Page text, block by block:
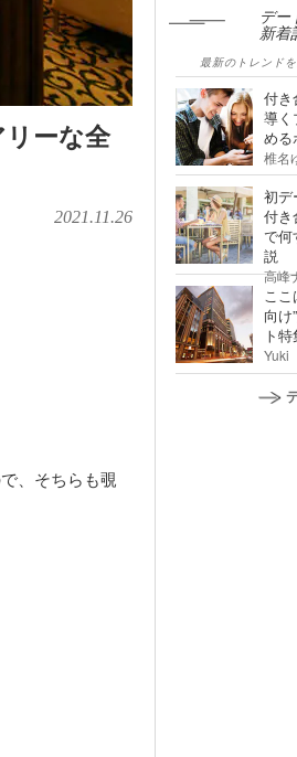
リーな全
2021.11.26
、そちらも覗
デー
新着
最新のトレンド
付き
導く
める
椎名
初デ
付き
で何
説
高峰
ここ
向け
ト
Yuki